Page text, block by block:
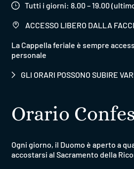
Tutti i giorni: 8.00 – 19.00
ACCESSO LIBERO DALLA
La Cappella feriale è sempre
personale
GLI ORARI POSSONO SUBIRE
Orario
Ogni giorno, il Duomo è aperto a
accostarsi al Sacramento della